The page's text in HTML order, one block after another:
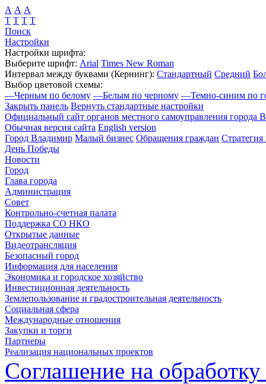
А А А
Т Т Т Т
Поиск
Настройки
Настройки шрифта:
Выберите шрифт: Arial Times New Roman
Интервал между буквами (Кернинг): Стандартный Средний
Выбор цветовой схемы:
—Черным по белому —Белым по черному —Темно-синим по
Закрыть панель Вернуть стандартные настройки
Официальный сайт органов местного самоуправления города
Обычная версия сайта English version
Город Владимир Малый бизнес Обращения граждан Стратегия
День Победы
Новости
Город
Глава города
Администрация
Совет
Контрольно-счетная палата
Поддержка СО НКО
Открытые данные
Видеотрансляция
Безопасный город
Информация для населения
Экономика и городское хозяйство
Инвестиционная деятельность
Землепользование и градостроительная деятельность
Социальная сфера
Международные отношения
Закупки и торги
Партнеры
Реализация национальных проектов
Соглашение на